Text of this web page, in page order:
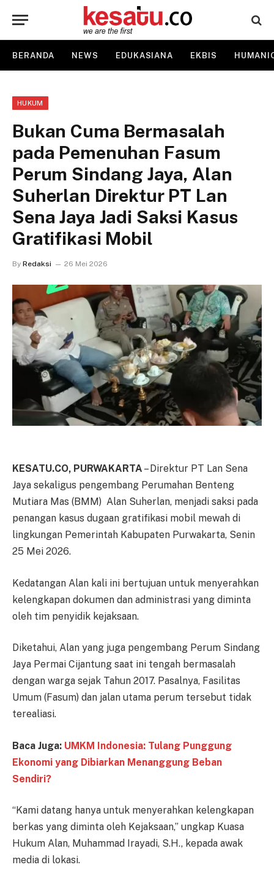
BERANDA NEWS EDUKASIANA EKBIS
HUKUM
Bukan Cuma Bermasalah
pada Pemenuhan Fasum
Perum Sindang Jaya, Alan
Suherlan Direktur PT Lan
Sena Jaya Jadi Saksi Kasus
Gratifikasi Mobil
By Redaksi 26 Mei 2026
KESATU.CO, PURWAKARTA – Direktur PT Lan Sena
Jaya sekaligus pengembang Perumahan Benteng
Mutiara Mas (BMM) Alan Suherlan, menjadi saksi pada
penangan kasus dugaan gratifikasi mobil mewah di
lingkungan Pemerintah Kabupaten Purwakarta, Senin
25 Mei 2026.
Kedatangan Alan kali ini bertujuan untuk menyerahkan
kelengkapan dokumen dan administrasi yang diminta
oleh tim penyidik kejaksaan.
Diketahui, Alan yang juga pengembang Perum Sindang
Jaya Permai Cijantung saat ini tengah bermasalah
dengan warga sejak Tahun 2017. Pasalnya, Fasilitas
Umum (Fasum) dan jalan utama perum tersebut tidak
terealiasi.
Baca Juga: UMKM Indonesia: Tulang Punggung
Ekonomi yang Dibiarkan Menanggung Beban
Sendiri?
“Kami datang hanya untuk menyerahkan kelengkapan
berkas yang diminta oleh Kejaksaan,” ungkap Kuasa
Hukum Alan, Muhammad Irayadi, S.H., kepada awak
media di lokasi.